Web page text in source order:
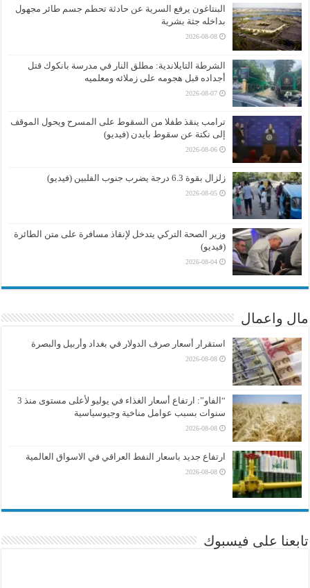
البنتاغون يرفع السرية عن حادثة تحطم جسم طائر مجهول
بداخله جثة بشرية
2026-08-08
الشرطة التايلاندية: مطلق النار في مدرسة بانكوك قتل
أجداده قبل هجومه على زملائه ومعلميه
2026-08-07
ترامب ينقذ طفلا من السقوط على المسرح ويحول الموقف
إلى نكتة عن سقوط بايدن (فيديو)
2026-08-06
زلزال بقوة 6.3 درجة يضرب جنوب الفلبين (فيديو)
2026-08-05
وزير الصحة التركي يتدخل لإنقاذ مسافرة على متن الطائرة
(فيديو)
2026-08-04
مال واعمال
استقرار أسعار صرف الدولار في بغداد وأربيل والبصرة
2026-08-08
“الفاو”: ارتفاع أسعار الغذاء في يوليو لأعلى مستوى منذ 3
سنوات بسبب عوامل مناخية وجيوسياسية
2026-08-08
ارتفاع جديد باسعار النفط العراقي في الاسواق العالمية
2026-08-08
تابعنا على فيسبوك